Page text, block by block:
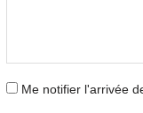
Me notifier l'arrivée